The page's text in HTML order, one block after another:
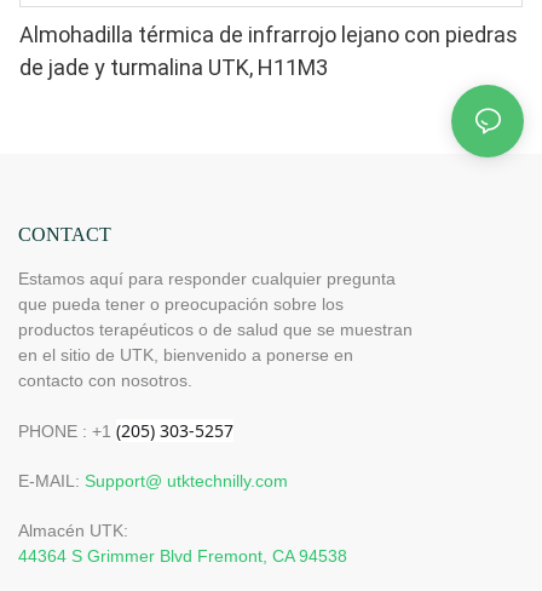
Almohadilla térmica de infrarrojo lejano con piedras
de jade y turmalina UTK, H11M3
CONTACT
Estamos aquí para responder cualquier pregunta
que pueda tener o preocupación sobre los
productos terapéuticos o de salud que se muestran
en el sitio de UTK, bienvenido a ponerse en
contacto con nosotros.
PHONE : +1
E-MAIL: Support@ utktechnilly.com
Almacén UTK:
44364 S Grimmer Blvd Fremont, CA 94538